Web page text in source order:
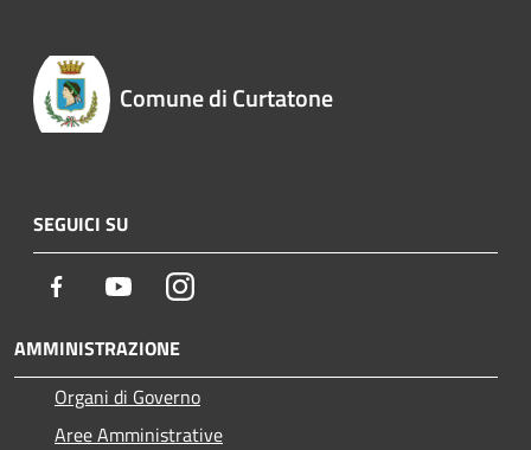
Comune di Curtatone
SEGUICI SU
Facebook YoutubeInstagram
AMMINISTRAZIONE
Organi di Governo
Aree Amministrative